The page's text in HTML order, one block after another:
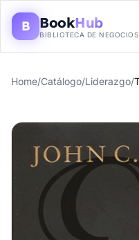
B BookHub
BIBLIOTECA DE NEGOCIOS
Home/Catálogo/Liderazgo/